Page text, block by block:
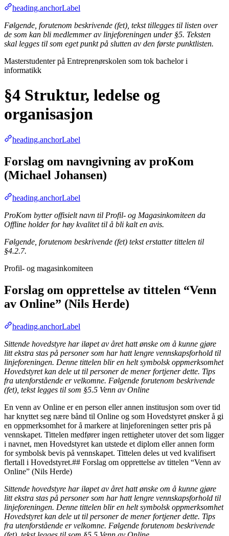
heading.anchorLabel
Følgende, forutenom beskrivende (fet), tekst tillegges til listen over
de som kan bli medlemmer av linjeforeningen under §5. Teksten
skal legges til som eget punkt på slutten av den første punktlisten.
Masterstudenter på Entreprenørskolen som tok bachelor i
informatikk
§4 Struktur, ledelse og
organisasjon
heading.anchorLabel
Forslag om navngivning av proKom
(Michael Johansen)
heading.anchorLabel
ProKom bytter offisielt navn til Profil- og Magasinkomiteen da
Offline holder for høy kvalitet til å bli kalt en avis.
Følgende, forutenom beskrivende (fet) tekst erstatter tittelen til
§4.2.7.
Profil- og magasinkomiteen
Forslag om opprettelse av tittelen “Venn
av Online” (Nils Herde)
heading.anchorLabel
Sittende hovedstyre har iløpet av året hatt ønske om å kunne gjøre
litt ekstra stas på personer som har hatt lengre vennskapsforhold til
linjeforeningen. Denne tittelen blir en helt symbolsk oppmerksomhet
Hovedstyret kan dele ut til personer de mener fortjener dette. Tips
fra utenforstående er velkomne. Følgende forutenom beskrivende
(fet), tekst legges til som §5.5 Venn av Online
En venn av Online er en person eller annen institusjon som over tid
har knyttet seg nære bånd til Online og som Hovedstyret ønsker å gi
en oppmerksomhet for å markere at linjeforeningen setter pris på
vennskapet. Tittelen medfører ingen rettigheter utover det som ligger
i navnet, men Hovedstyret kan utstede et diplom eller annen form
for symbolsk bevis på vennskapet. Tittelen deles ut ved kvalifisert
flertall i Hovedstyret.## Forslag om opprettelse av tittelen “Venn av
Online” (Nils Herde)
Sittende hovedstyre har iløpet av året hatt ønske om å kunne gjøre
litt ekstra stas på personer som har hatt lengre vennskapsforhold til
linjeforeningen. Denne tittelen blir en helt symbolsk oppmerksomhet
Hovedstyret kan dele ut til personer de mener fortjener dette. Tips
fra utenforstående er velkomne. Følgende forutenom beskrivende